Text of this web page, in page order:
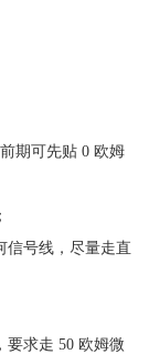
期可先贴 0 欧姆
信号线，尽量走直
要求走 50 欧姆微